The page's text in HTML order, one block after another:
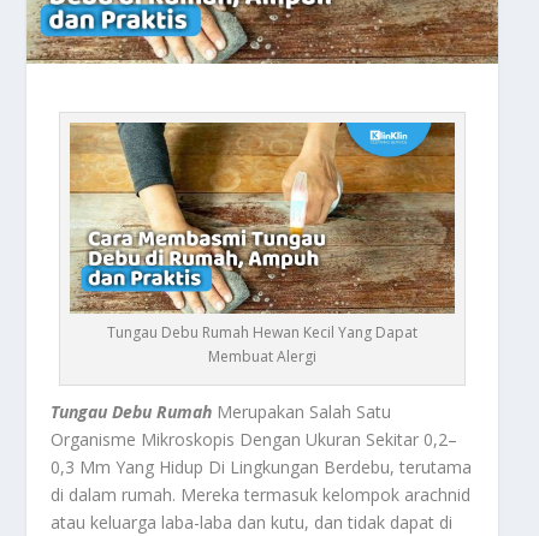
Tungau Debu Rumah Hewan Kecil Yang Dapat
Membuat Alergi
Tungau Debu Rumah Merupakan Salah Satu
Organisme Mikroskopis Dengan Ukuran Sekitar 0,2–
0,3 Mm Yang Hidup Di Lingkungan Berdebu, terutama
di dalam rumah. Mereka termasuk kelompok arachnid
atau keluarga laba-laba dan kutu, dan tidak dapat di